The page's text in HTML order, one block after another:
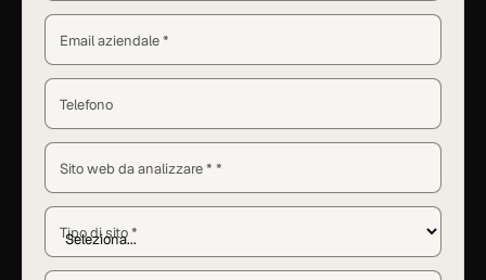
Email aziendale *
Telefono
Sito web da analizzare * *
Tipo di sito *